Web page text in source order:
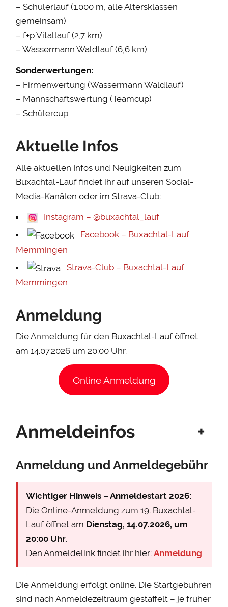
– Schülerlauf (1.000 m, alle Altersklassen
gemeinsam)
– f+p Vitallauf (2,7 km)
– Wassermann Waldlauf (6,6 km)
Sonderwertungen:
– Firmenwertung (Wassermann Waldlauf)
– Mannschaftswertung (Teamcup)
– Schülercup
Aktuelle Infos
Alle aktuellen Infos und Neuigkeiten zum
Buxachtal-Lauf findet ihr auf unseren Social-
Media-Kanälen oder im Strava-Club:
Instagram – @buxachtal_lauf
Facebook – Buxachtal-Lauf
Memmingen
Strava-Club – Buxachtal-Lauf
Memmingen
Anmeldung
Die Anmeldung für den Buxachtal-Lauf öffnet
am 14.07.2026 um 20:00 Uhr.
Online Anmeldung
Anmeldeinfos +
Anmeldung und Anmeldegebühr
Wichtiger Hinweis – Anmeldestart 2026:
Die Online-Anmeldung zum 19. Buxachtal-
Lauf öffnet am Dienstag, 14.07.2026, um
20:00 Uhr.
Den Anmeldelink findet ihr hier:Anmeldung
Die Anmeldung erfolgt online. Die Startgebühren
sind nach Anmeldezeitraum gestaffelt – je früher